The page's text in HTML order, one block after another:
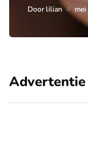
Doorlilian
Advertentie